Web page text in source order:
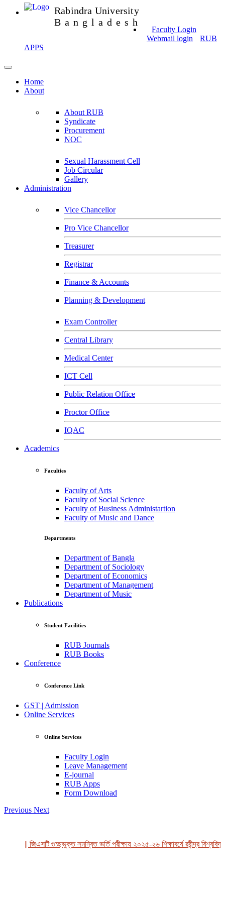
Rabindra University
Bangladesh
Faculty Login
Webmail login
RUB
APPS
Home
About
About RUB
Syndicate
Procurement
NOC
Sexual Harassment Cell
Job Circular
Gallery
Administration
Vice Chancellor
Pro Vice Chancellor
Treasurer
Registrar
Finance & Accounts
Planning & Development
Exam Controller
Central Library
Medical Center
ICT Cell
Public Relation Office
Proctor Office
IQAC
Academics
Faculties
Faculty of Arts
Faculty of Social Science
Faculty of Business Administartion
Faculty of Music and Dance
Departments
Department of Bangla
Department of Sociology
Department of Economics
Department of Management
Department of Music
Publications
Student Facilities
RUB Journals
RUB Books
Conference
Conference Link
GST | Admission
Online Services
Online Services
Faculty Login
Leave Management
E-journal
RUB Apps
Form Download
Previous Next
|| জিএসটি গুচ্ছভুক্ত সমন্বিত ভর্তি পরীক্ষায় ২০২৫-২৬ শিক্ষাবর্ষে রবীন্দ্র